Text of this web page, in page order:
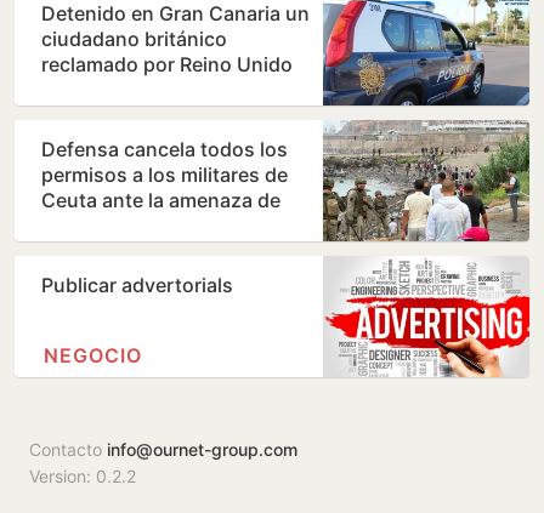
Detenido en Gran Canaria un
ciudadano británico
reclamado por Reino Unido
Defensa cancela todos los
permisos a los militares de
Ceuta ante la amenaza de
Publicar advertorials
NEGOCIO
Contacto info@ournet-group.com
Version: 0.2.2